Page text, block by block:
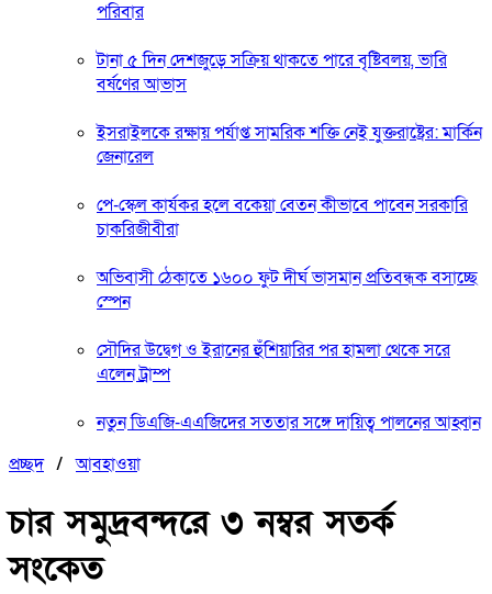
পরিবার
টানা ৫ দিন দেশজুড়ে সক্রিয় থাকতে পারে বৃষ্টিবলয়, ভারি
বর্ষণের আভাস
ইসরাইলকে রক্ষায় পর্যাপ্ত সামরিক শক্তি নেই যুক্তরাষ্ট্রের: মার্কিন
জেনারেল
পে-স্কেল কার্যকর হলে বকেয়া বেতন কীভাবে পাবেন সরকারি
চাকরিজীবীরা
অভিবাসী ঠেকাতে ১৬০০ ফুট দীর্ঘ ভাসমান প্রতিবন্ধক বসাচ্ছে
স্পেন
সৌদির উদ্বেগ ও ইরানের হুঁশিয়ারির পর হামলা থেকে সরে
এলেন ট্রাম্প
নতুন ডিএজি-এএজিদের সততার সঙ্গে দায়িত্ব পালনের আহ্বান
প্রচ্ছদ/আবহাওয়া
চার সমুদ্রবন্দরে ৩ নম্বর সতর্ক
সংকেত